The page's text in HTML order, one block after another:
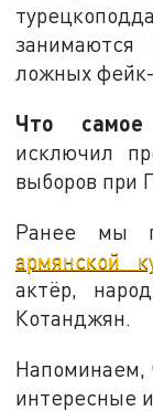
занимаются
ложных
Что
исключил
выборов при
Ранее мы
армянской
актёр,
Котанджян.
Напоминаем,
интересные